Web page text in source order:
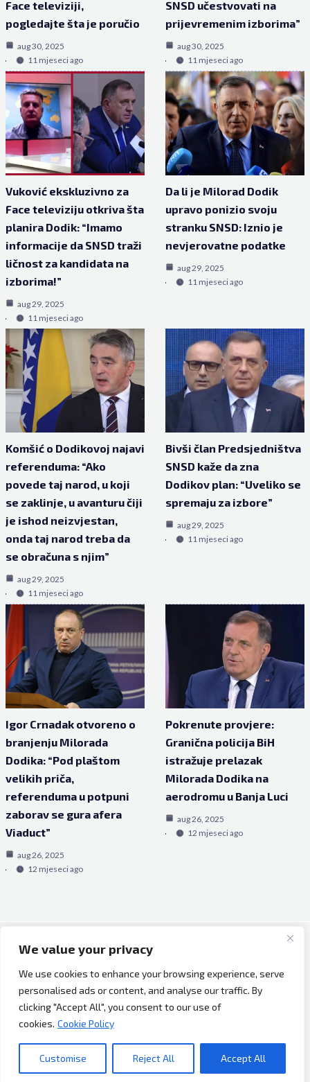
We value your privacy
We use cookies to enhance your browsing experience, serve
personalised ads or content, and analyse our traffic. By
clicking "Accept All", you consent to our use of
cookies. Cookie Policy
Customise Reject All Accept All
Face televiziji,
pogledajte šta je poručio
aug 30, 2025
11 mjeseci ago
SNSD učestvovati na
prijevremenim izborima”
aug 30, 2025
11 mjeseci ago
Vuković ekskluzivno za
Face televiziju otkriva šta
planira Dodik: “Imamo
informacije da SNSD traži
ličnost za kandidata na
izborima!”
aug 29, 2025
11 mjeseci ago
Da li je Milorad Dodik
upravo ponizio svoju
stranku SNSD: Iznio je
nevjerovatne podatke
aug 29, 2025
11 mjeseci ago
Komšić o Dodikovoj najavi
referenduma: “Ako
povede taj narod, u koji
se zaklinje, u avanturu čiji
je ishod neizvjestan,
onda taj narod treba da
se obračuna s njim”
aug 29, 2025
11 mjeseci ago
Bivši član Predsjedništva
SNSD kaže da zna
Dodikov plan: “Uveliko se
spremaju za izbore”
aug 29, 2025
11 mjeseci ago
Igor Crnadak otvoreno o
branjenju Milorada
Dodika: “Pod plaštom
velikih priča,
referenduma u potpuni
zaborav se gura afera
Viaduct”
aug 26, 2025
12 mjeseci ago
Pokrenute provjere:
Granična policija BiH
istražuje prelazak
Milorada Dodika na
aerodromu u Banja Luci
aug 26, 2025
12 mjeseci ago
Copyright © 2026 Bh Dijaspora.
O nama
Marketing
Uslovi korištenja